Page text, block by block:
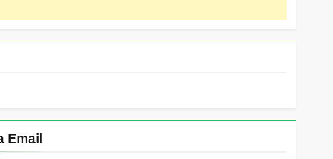
Email